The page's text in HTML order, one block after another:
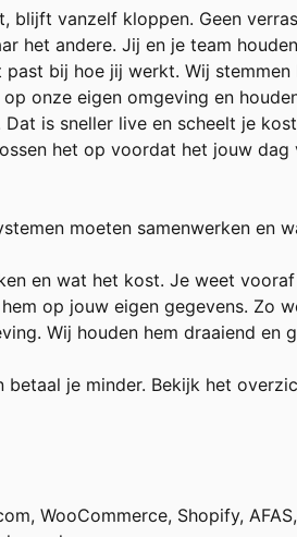
vanzelf kloppen. Geen
het andere. Jij en je team
bij hoe jij werkt. Wij
onze eigen omgeving en
is sneller live en scheelt je
het op voordat het jouw dag
moeten samenwerken en
en wat het kost. Je weet
op jouw eigen gegevens. Zo
Wij houden hem draaiend en
je minder. Bekijk het
WooCommerce, Shopify,